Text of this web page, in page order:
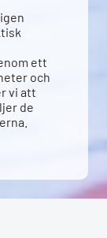
ett
och
vi att
de